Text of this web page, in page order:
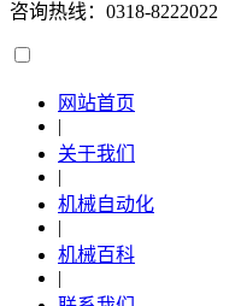
咨询热线：0318-8222022
网站首页
|
关于我们
|
机械自动化
|
机械百科
|